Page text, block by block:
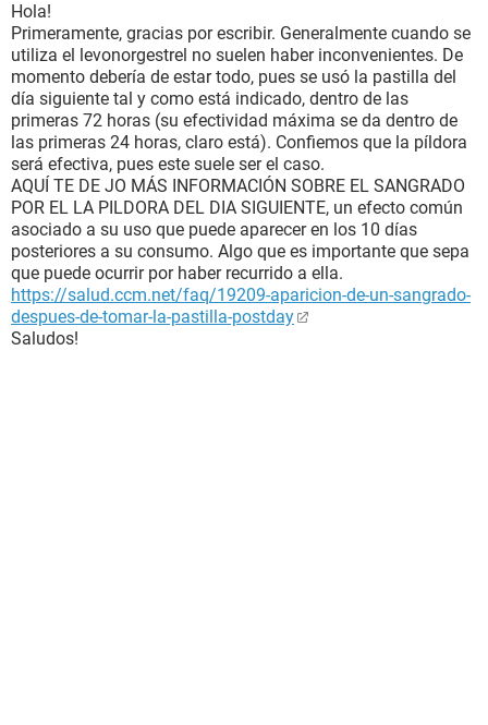
Hola!
Primeramente, gracias por escribir. Generalmente cuando se
utiliza el levonorgestrel no suelen haber inconvenientes. De
momento debería de estar todo, pues se usó la pastilla del
día siguiente tal y como está indicado, dentro de las
primeras 72 horas (su efectividad máxima se da dentro de
las primeras 24 horas, claro está). Confiemos que la píldora
será efectiva, pues este suele ser el caso.
AQUÍ TE DE JO MÁS INFORMACIÓN SOBRE EL SANGRADO
POR EL LA PILDORA DEL DIA SIGUIENTE, un efecto común
asociado a su uso que puede aparecer en los 10 días
posteriores a su consumo. Algo que es importante que sepa
que puede ocurrir por haber recurrido a ella.
https://salud.ccm.net/faq/19209-aparicion-de-un-sangrado-
despues-de-tomar-la-pastilla-postday
Saludos!